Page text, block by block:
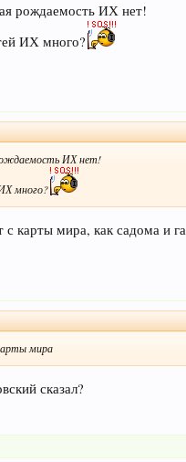
рождаемость ИХ нет!
ИХ много?
ИХ нет!
много?
с карты мира, как садома и
мира
сказал?